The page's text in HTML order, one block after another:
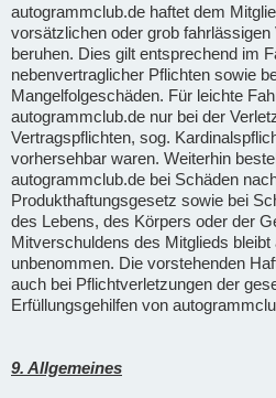
autogrammclub.de haftet dem
vorsätzlichen oder grob
beruhen. Dies gilt entsprechend im
nebenvertraglicher Pflichten sowie
Mangelfolgeschäden. Für leichte
autogrammclub.de nur bei der
Vertragspflichten, sog.
vorhersehbar waren. Weiterhin
autogrammclub.de bei Schäden
Produkthaftungsgesetz sowie bei
des Lebens, des Körpers oder der
Mitverschuldens des Mitglieds
unbenommen. Die vorstehenden
auch bei Pflichtverletzungen der
Erfüllungsgehilfen von
9. Allgemeines